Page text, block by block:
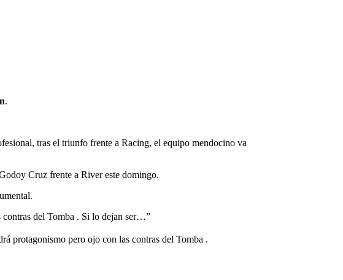
.
tras el triunfo frente a Racing, el equipo mendocino va
Cruz frente a River este domingo.
contras del Tomba . Si lo dejan ser…”
protagonismo pero ojo con las contras del Tomba .